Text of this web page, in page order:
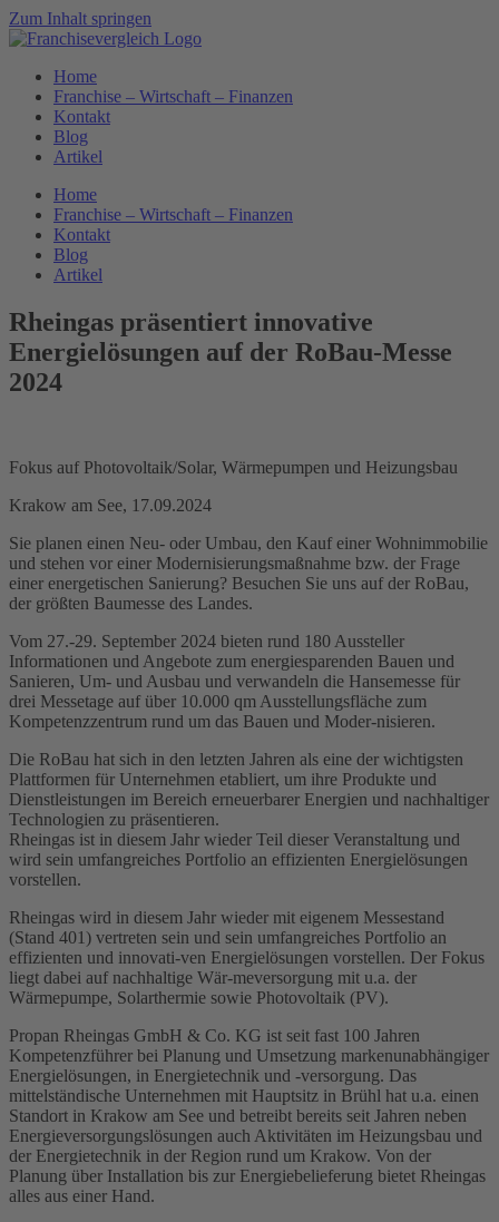
Zum Inhalt springen
Home
Franchise – Wirtschaft – Finanzen
Kontakt
Blog
Artikel
Home
Franchise – Wirtschaft – Finanzen
Kontakt
Blog
Artikel
Rheingas präsentiert innovative
Energielösungen auf der RoBau-Messe
2024
Fokus auf Photovoltaik/Solar, Wärmepumpen und Heizungsbau
Krakow am See, 17.09.2024
Sie planen einen Neu- oder Umbau, den Kauf einer Wohnimmobilie
und stehen vor einer Modernisierungsmaßnahme bzw. der Frage
einer energetischen Sanierung? Besuchen Sie uns auf der RoBau,
der größten Baumesse des Landes.
Vom 27.-29. September 2024 bieten rund 180 Aussteller
Informationen und Angebote zum energiesparenden Bauen und
Sanieren, Um- und Ausbau und verwandeln die Hansemesse für
drei Messetage auf über 10.000 qm Ausstellungsfläche zum
Kompetenzzentrum rund um das Bauen und Moder-nisieren.
Die RoBau hat sich in den letzten Jahren als eine der wichtigsten
Plattformen für Unternehmen etabliert, um ihre Produkte und
Dienstleistungen im Bereich erneuerbarer Energien und nachhaltiger
Technologien zu präsentieren.
Rheingas ist in diesem Jahr wieder Teil dieser Veranstaltung und
wird sein umfangreiches Portfolio an effizienten Energielösungen
vorstellen.
Rheingas wird in diesem Jahr wieder mit eigenem Messestand
(Stand 401) vertreten sein und sein umfangreiches Portfolio an
effizienten und innovati-ven Energielösungen vorstellen. Der Fokus
liegt dabei auf nachhaltige Wär-meversorgung mit u.a. der
Wärmepumpe, Solarthermie sowie Photovoltaik (PV).
Propan Rheingas GmbH & Co. KG ist seit fast 100 Jahren
Kompetenzführer bei Planung und Umsetzung markenunabhängiger
Energielösungen, in Energietechnik und -versorgung. Das
mittelständische Unternehmen mit Hauptsitz in Brühl hat u.a. einen
Standort in Krakow am See und betreibt bereits seit Jahren neben
Energieversorgungslösungen auch Aktivitäten im Heizungsbau und
der Energietechnik in der Region rund um Krakow. Von der
Planung über Installation bis zur Energiebelieferung bietet Rheingas
alles aus einer Hand.